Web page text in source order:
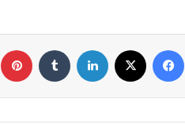
فيسبوك لينكدإن